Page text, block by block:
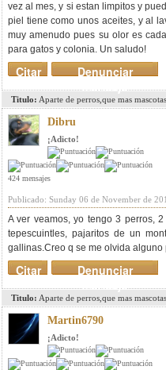
vez al mes, y si estan limpitos y
piel tiene como unos aceites, y al
muy amenudo pues su olor es
para gatos y colonia. Un saludo!
Denunciar
mensaje
Citar
Titulo: Aparte de perros,que mas
Dibru
¡Adicto!
424 mensajes
Publicado: Sunday 06 de November de
A ver veamos, yo tengo 3 perros,
tepescuintles, pajaritos de un
gallinas.Creo q se me olvida
Denunciar
mensaje
Citar
Titulo: Aparte de perros,que mas
Martin6790
¡Adicto!